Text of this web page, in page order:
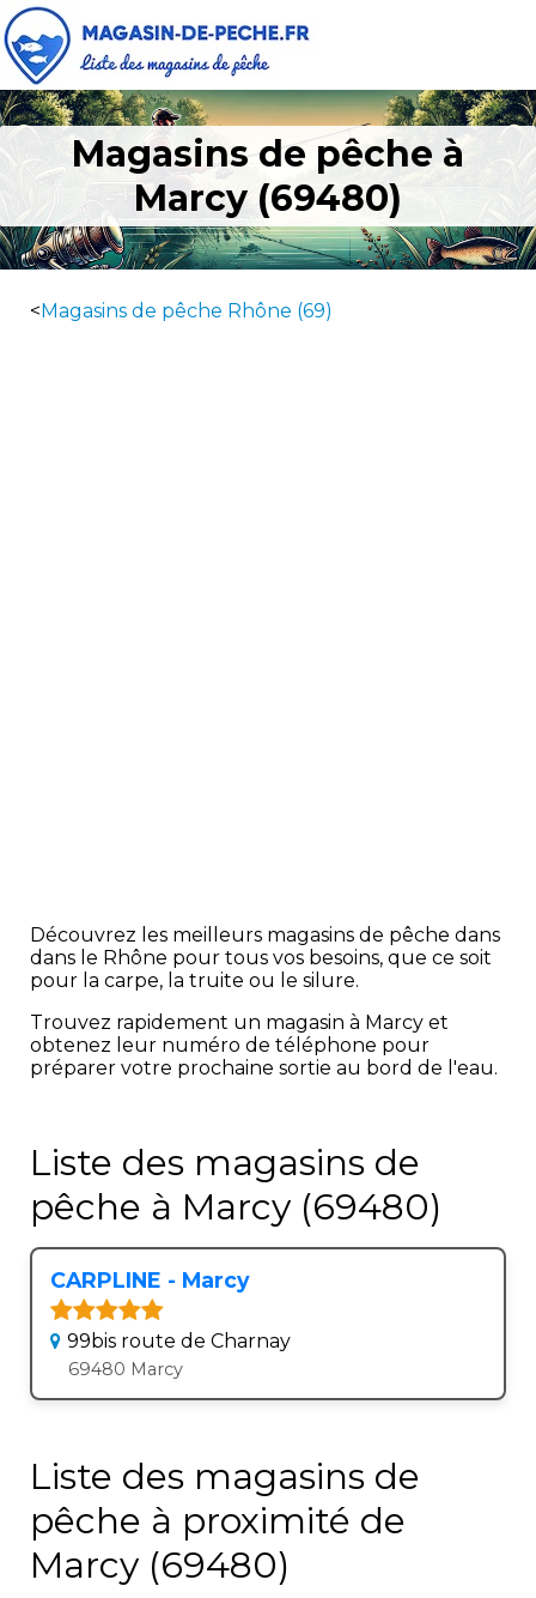
Magasins de pêche à
Marcy (69480)
<Magasins de pêche Rhône (69)
Découvrez les meilleurs magasins de pêche dans
dans le Rhône pour tous vos besoins, que ce soit
pour la carpe, la truite ou le silure.
Trouvez rapidement un magasin à Marcy et
obtenez leur numéro de téléphone pour
préparer votre prochaine sortie au bord de l'eau.
Liste des magasins de
pêche à Marcy (69480)
CARPLINE - Marcy
99bis route de Charnay
69480 Marcy
Liste des magasins de
pêche à proximité de
Marcy (69480)